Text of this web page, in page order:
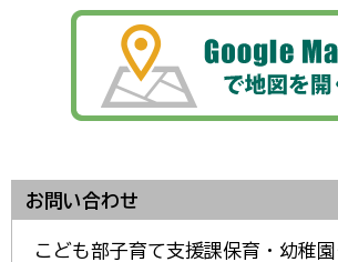
お問い合わせ
こども部子育て支援課保育・幼稚